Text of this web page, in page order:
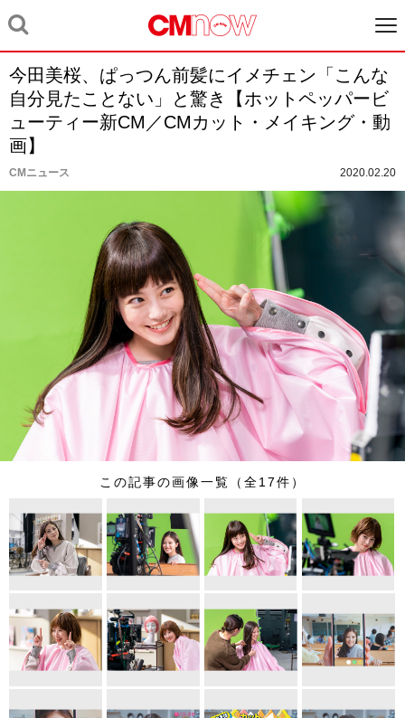
今田美桜、ぱっつん前髪にイメチェン「こんな
自分見たことない」と驚き【ホットペッパービ
ューティー新CM／CMカット・メイキング・動
画】
CMニュース 2020.02.20
この記事の画像一覧（全17件）